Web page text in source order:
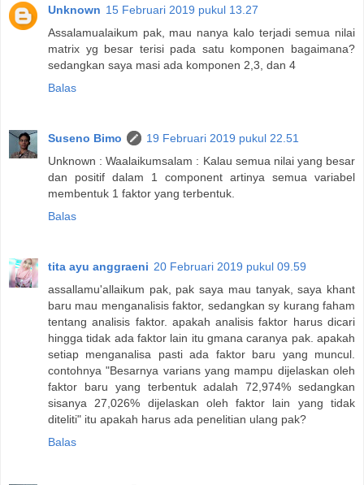
Unknown 15 Februari 2019 pukul 13.27
Assalamualaikum pak, mau nanya kalo terjadi semua nilai
matrix yg besar terisi pada satu komponen bagaimana?
sedangkan saya masi ada komponen 2,3, dan 4
Balas
Suseno Bimo
19 Februari 2019 pukul 22.51
Unknown : Waalaikumsalam : Kalau semua nilai yang besar
dan positif dalam 1 component artinya semua variabel
membentuk 1 faktor yang terbentuk.
Balas
tita ayu anggraeni 20 Februari 2019 pukul 09.59
assallamu'allaikum pak, pak saya mau tanyak, saya khant
baru mau menganalisis faktor, sedangkan sy kurang faham
tentang analisis faktor. apakah analisis faktor harus dicari
hingga tidak ada faktor lain itu gmana caranya pak. apakah
setiap menganalisa pasti ada faktor baru yang muncul.
contohnya "Besarnya varians yang mampu dijelaskan oleh
faktor baru yang terbentuk adalah 72,974% sedangkan
sisanya 27,026% dijelaskan oleh faktor lain yang tidak
diteliti" itu apakah harus ada penelitian ulang pak?
Balas